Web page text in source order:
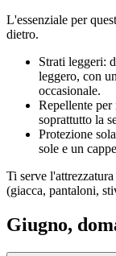
L'essenziale per
dietro.
Strati leggeri:
leggero, con
occasionale.
Repellente
soprattutto la
Protezione
sole e un
Ti serve
(giacca, pantaloni,
Giugno,